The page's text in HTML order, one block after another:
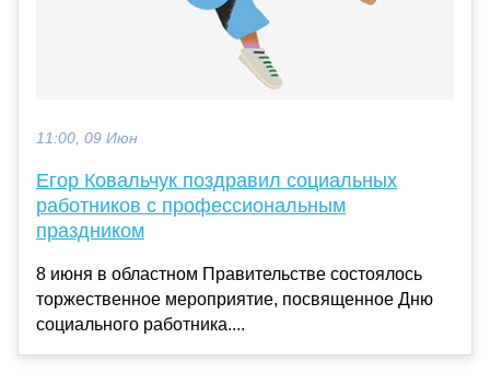
11:00, 09 Июн
Егор Ковальчук поздравил социальных
работников с профессиональным
праздником
8 июня в областном Правительстве состоялось
торжественное мероприятие, посвященное Дню
социального работника....